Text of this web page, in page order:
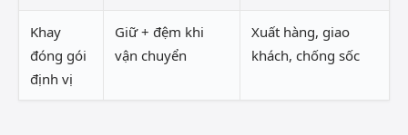
Khay
đóng gói
định vị
Giữ + đệm khi
vận chuyển
Xuất hàng, giao
khách, chống sốc